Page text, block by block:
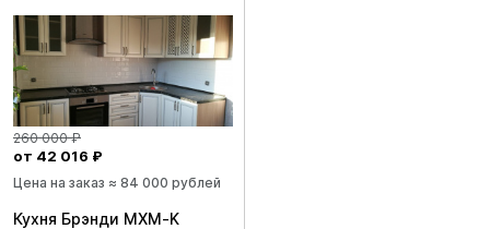
260 000 ₽
от 42 016 ₽
Цена на заказ ≈ 84 000 рублей
Кухня Брэнди MXM-K